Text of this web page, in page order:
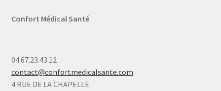
Confort Médical Santé
04.67.23.43.12
contact@confortmedicalsante.com
4 RUE DE LA CHAPELLE